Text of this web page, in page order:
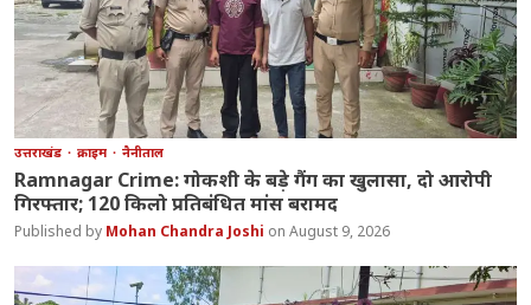
उत्तराखंड क्राइम नैनीताल
Ramnagar Crime: गोकशी के बड़े गैंग का खुलासा, दो आरोपी
गिरफ्तार; 120 किलो प्रतिबंधित मांस बरामद
Mohan Chandra Joshi August 9, 2026